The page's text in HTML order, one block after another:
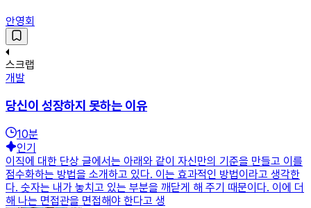
안영회
스크랩
개발
당신이 성장하지 못하는 이유
10분
인기
이직에 대한 단상 글에서는 아래와 같이 자신만의 기준을 만들고 이를
점수화하는 방법을 소개하고 있다. 이는 효과적인 방법이라고 생각한
다. 숫자는 내가 놓치고 있는 부분을 깨닫게 해 주기 때문이다. 이에 더
해 나는 면접관을 면접해야 한다고 생